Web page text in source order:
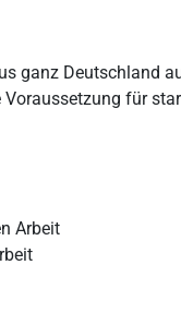
ganz Deutschland
für
Arbeit